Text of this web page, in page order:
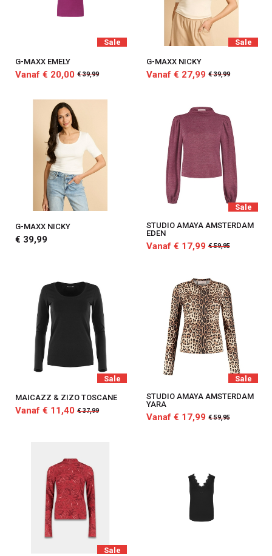
Sale
G-MAXX EMELY
Vanaf € 20,00 € 39,99
Sale
G-MAXX NICKY
Vanaf € 27,99 € 39,99
G-MAXX NICKY
€ 39,99
Sale
STUDIO AMAYA AMSTERDAM
EDEN
Vanaf € 17,99 € 59,95
Sale
MAICAZZ & ZIZO TOSCANE
Vanaf € 11,40 € 37,99
Sale
STUDIO AMAYA AMSTERDAM
YARA
Vanaf € 17,99 € 59,95
Sale